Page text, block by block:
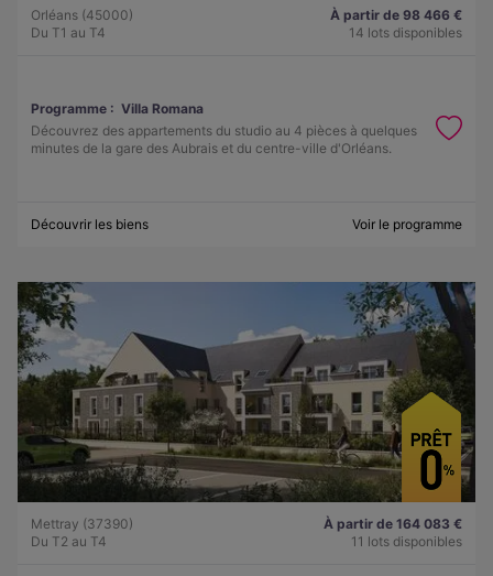
Orléans (45000)
Du T1 au T4
À partir de 98 466 €
14 lots disponibles
Programme : Villa Romana
Découvrez des appartements du studio au 4 pièces à quelques
minutes de la gare des Aubrais et du centre-ville d'Orléans.
Découvrir les biens Voir le programme
Mettray (37390)
Du T2 au T4
À partir de 164 083 €
11 lots disponibles